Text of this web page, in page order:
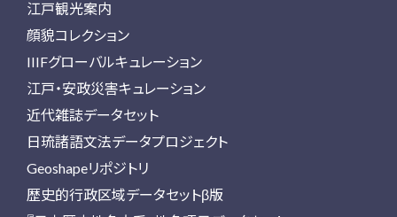
江戸観光案内
顔貌コレクション
IIIFグローバルキュレーション
江戸・安政災害キュレーション
近代雑誌データセット
日琉諸語文法データプロジェクト
Geoshapeリポジトリ
歴史的行政区域データセットβ版